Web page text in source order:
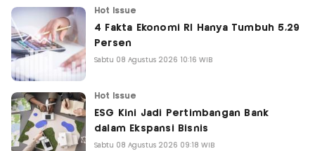
Hot Issue
4 Fakta Ekonomi RI Hanya Tumbuh 5,29
Persen
Sabtu 08 Agustus 2026 10:16 WIB
Hot Issue
ESG Kini Jadi Pertimbangan Bank
dalam Ekspansi Bisnis
Sabtu 08 Agustus 2026 09:18 WIB